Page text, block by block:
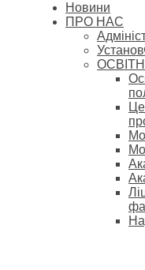
Новини
ПРО НАС